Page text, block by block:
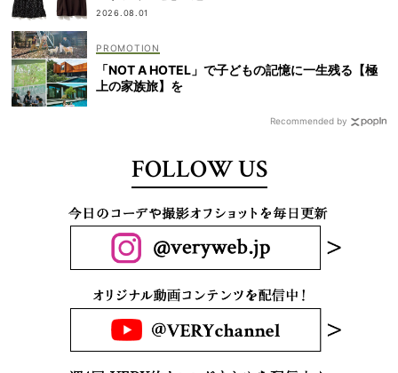
2026.08.01
「NOT A HOTEL」で子どもの記憶に一生残る【極
上の家族旅】を
Recommended by
FOLLOW US